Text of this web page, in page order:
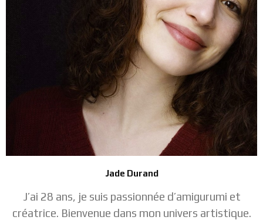
Jade Durand
J’ai 28 ans, je suis passionnée d’amigurumi et
créatrice. Bienvenue dans mon univers artistique.